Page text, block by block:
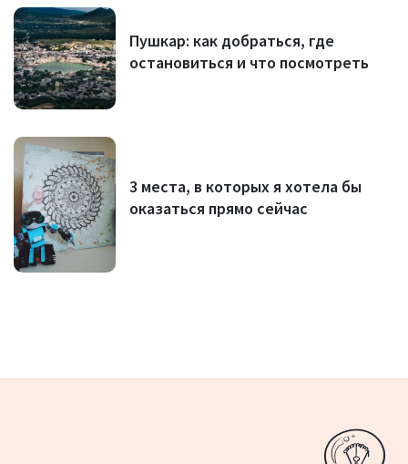
Пушкар: как добраться, где
остановиться и что посмотреть
3 места, в которых я хотела бы
оказаться прямо сейчас